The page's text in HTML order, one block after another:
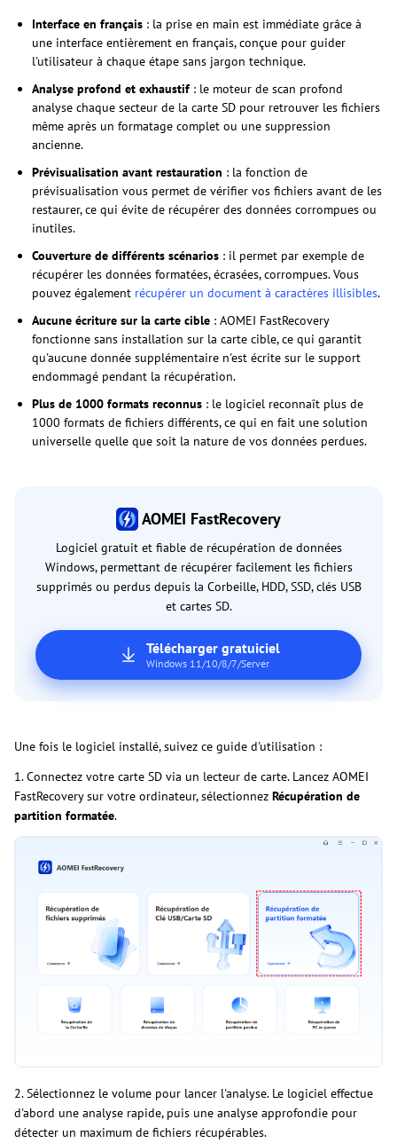
Interface en français : la prise en main est immédiate grâce à
une interface entièrement en français, conçue pour guider
l'utilisateur à chaque étape sans jargon technique.
Analyse profond et exhaustif : le moteur de scan profond
analyse chaque secteur de la carte SD pour retrouver les fichiers
même après un formatage complet ou une suppression
ancienne.
Prévisualisation avant restauration : la fonction de
prévisualisation vous permet de vérifier vos fichiers avant de les
restaurer, ce qui évite de récupérer des données corrompues ou
inutiles.
Couverture de différents scénarios : il permet par exemple de
récupérer les données formatées, écrasées, corrompues. Vous
pouvez également récupérer un document à caractères illisibles.
Aucune écriture sur la carte cible : AOMEI FastRecovery
fonctionne sans installation sur la carte cible, ce qui garantit
qu'aucune donnée supplémentaire n'est écrite sur le support
endommagé pendant la récupération.
Plus de 1000 formats reconnus : le logiciel reconnaît plus de
1000 formats de fichiers différents, ce qui en fait une solution
universelle quelle que soit la nature de vos données perdues.
AOMEI FastRecovery
Logiciel gratuit et fiable de récupération de données
Windows, permettant de récupérer facilement les fichiers
supprimés ou perdus depuis la Corbeille, HDD, SSD, clés USB
et cartes SD.
Télécharger gratuiciel
Windows 11/10/8/7/Server
Une fois le logiciel installé, suivez ce guide d'utilisation :
1. Connectez votre carte SD via un lecteur de carte. Lancez AOMEI
FastRecovery sur votre ordinateur, sélectionnez Récupération de
partition formatée.
2. Sélectionnez le volume pour lancer l'analyse. Le logiciel effectue
d'abord une analyse rapide, puis une analyse approfondie pour
détecter un maximum de fichiers récupérables.